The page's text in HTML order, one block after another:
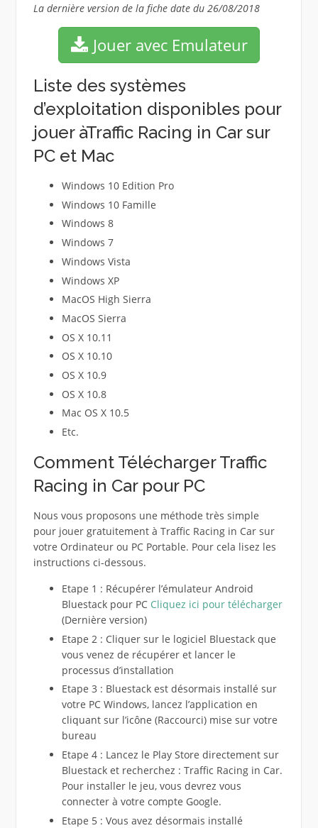
La dernière version de la fiche date du 26/08/2018
Jouer avec Emulateur
Liste des systèmes
d’exploitation disponibles pour
jouer àTraffic Racing in Car sur
PC et Mac
Windows 10 Edition Pro
Windows 10 Famille
Windows 8
Windows 7
Windows Vista
Windows XP
MacOS High Sierra
MacOS Sierra
OS X 10.11
OS X 10.10
OS X 10.9
OS X 10.8
Mac OS X 10.5
Etc.
Comment Télécharger Traffic
Racing in Car pour PC
Nous vous proposons une méthode très simple
pour jouer gratuitement à Traffic Racing in Car sur
votre Ordinateur ou PC Portable. Pour cela lisez les
instructions ci-dessous.
Etape 1 : Récupérer l’émulateur Android
Bluestack pour PC Cliquez ici pour télécharger
(Dernière version)
Etape 2 : Cliquer sur le logiciel Bluestack que
vous venez de récupérer et lancer le
processus d’installation
Etape 3 : Bluestack est désormais installé sur
votre PC Windows, lancez l’application en
cliquant sur l’icône (Raccourci) mise sur votre
bureau
Etape 4 : Lancez le Play Store directement sur
Bluestack et recherchez : Traffic Racing in Car.
Pour installer le jeu, vous devrez vous
connecter à votre compte Google.
Etape 5 : Vous avez désormais installé